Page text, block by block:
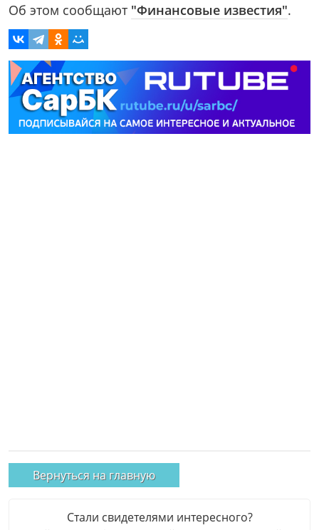
Об этом сообщают "Финансовые известия".
Вернуться на главную
Стали свидетелями интересного?